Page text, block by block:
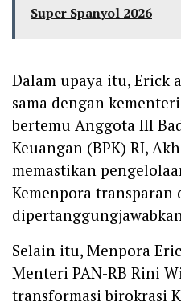
Super Spanyol 2026
Dalam upaya itu, Erick
sama dengan
bertemu Anggota III
Keuangan (BPK) RI,
memastikan
Kemenpora transparan
Selain itu, Menpora
Menteri PAN-RB Rini
transformasi birokrasi